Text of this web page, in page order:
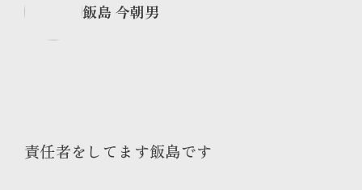
飯島 今朝男
責任者をしてます飯島です